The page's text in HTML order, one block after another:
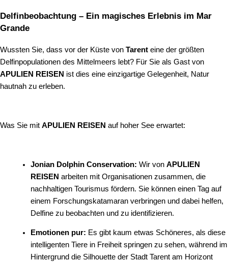
Delfinbeobachtung – Ein magisches Erlebnis im Mar
Grande
Wussten Sie, dass vor der Küste von Tarent eine der größten
Delfinpopulationen des Mittelmeers lebt? Für Sie als Gast von
APULIEN REISEN ist dies eine einzigartige Gelegenheit, Natur
hautnah zu erleben.
Was Sie mit APULIEN REISEN auf hoher See erwartet:
Jonian Dolphin Conservation: Wir von APULIEN
REISEN arbeiten mit Organisationen zusammen, die
nachhaltigen Tourismus fördern. Sie können einen Tag auf
einem Forschungskatamaran verbringen und dabei helfen,
Delfine zu beobachten und zu identifizieren.
Emotionen pur: Es gibt kaum etwas Schöneres, als diese
intelligenten Tiere in Freiheit springen zu sehen, während im
Hintergrund die Silhouette der Stadt Tarent am Horizont